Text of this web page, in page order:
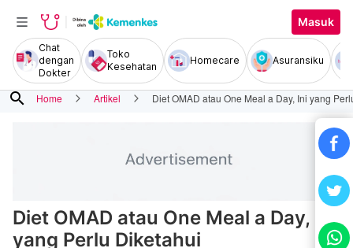
Masuk
Chat
dengan
Dokter
Toko
Kesehatan
Homecare Asuransiku
search Home Artikel Diet OMAD atau One Meal a Day, Ini yang
Diet OMAD atau One Meal a Day, Ini
yang Perlu Diketahui